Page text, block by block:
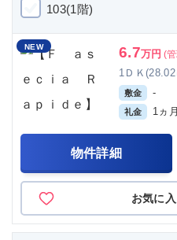
103(1階)
NEW 6.7万円 (
1ＤＫ(28.02
敷金 -
礼金 1ヵ月
物件詳細
お気に